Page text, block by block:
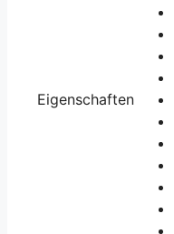
Eigenschaften